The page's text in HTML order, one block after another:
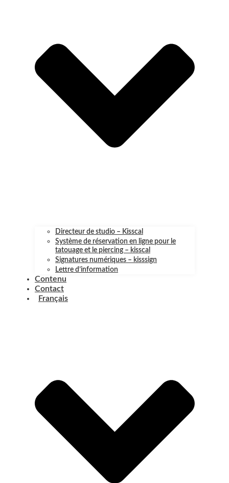
Directeur de studio – Kisscal
Système de réservation en ligne pour le
tatouage et le piercing – kisscal
Signatures numériques – kisssign
Lettre d’information
Contenu
Contact
Français